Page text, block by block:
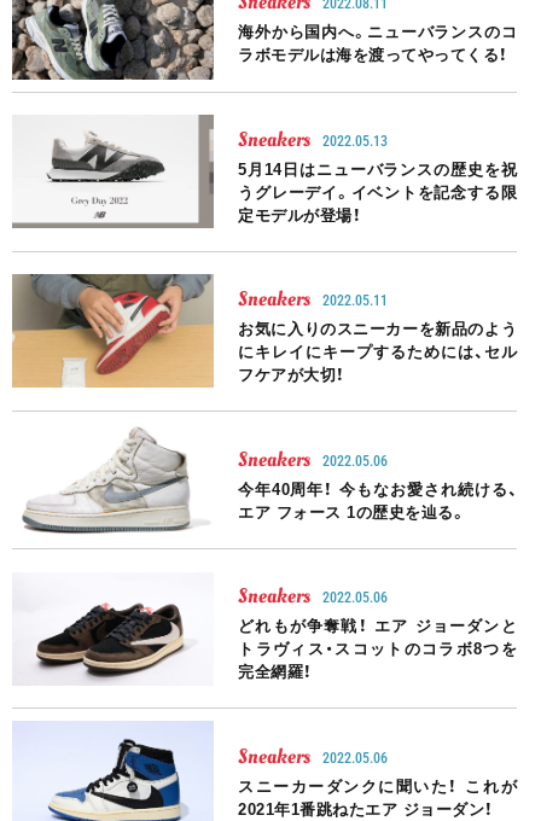
2022.08.11
海外から国内へ。ニューバランスのコ
ラボモデルは海を渡ってやってくる！
Sneakers 2022.05.13
5月14日はニューバランスの歴史を祝
うグレーデイ。イベントを記念する限
定モデルが登場！
Sneakers 2022.05.11
お気に入りのスニーカーを新品のよう
にキレイにキープするためには、セル
フケアが大切！
Sneakers 2022.05.06
今年40周年！ 今もなお愛され続ける、
エア フォース 1の歴史を辿る。
Sneakers 2022.05.06
どれもが争奪戦！ エア ジョーダンと
トラヴィス・スコットのコラボ8つを
完全網羅！
Sneakers 2022.05.06
スニーカーダンクに聞いた！ これが
2021年1番跳ねたエア ジョーダン！